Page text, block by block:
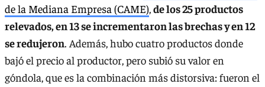
de la Mediana Empresa (CAME),de los 25 productos
relevados, en 13 se incrementaron las brechas y en 12
se redujeron. Además, hubo cuatro productos donde
bajó el precio al productor, pero subió su valor en
góndola, que es la combinación más distorsiva: fueron el